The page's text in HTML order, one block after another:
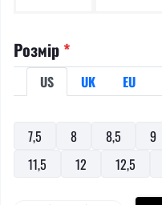
Розмір *
US UK EU
7,5 8 8,5 9
11,5
12 12,5